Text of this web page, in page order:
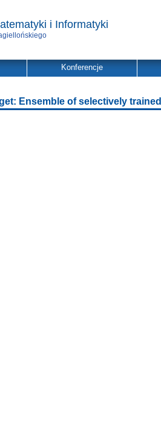
i Informatyki
Konferencje
Ensemble of selectively